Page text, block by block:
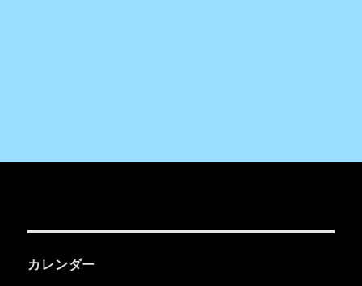
カレンダー